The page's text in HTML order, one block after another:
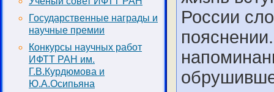
Государственные награды и
научные премии
Конкурсы научных работ
ИФТТ РАН им.
Г.В.Курдюмова и
Ю.А.Осипьяна
России